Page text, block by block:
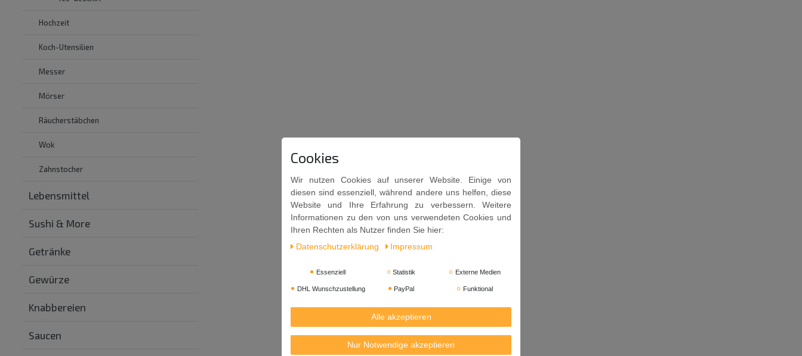
Hochzeit
Koch-Utensilien
Messer
Mörser
Räucherstäbchen
Wok
Zahnstocher
Lebensmittel
Sushi & More
Getränke
Gewürze
Knabbereien
Saucen
Cookies
Wir nutzen Cookies auf unserer Website. Einige von
diesen sind essenziell, während andere uns helfen, diese
Website und Ihre Erfahrung zu verbessern. Weitere
Informationen zu den von uns verwendeten Cookies und
Ihren Rechten als Nutzer finden Sie hier:
Daten­schutz­erklärung
Impressum
Essenziell Statistik Externe Medien
DHL Wunschzustellung PayPal Funktional
Alle akzeptieren
Nur Notwendige akzeptieren